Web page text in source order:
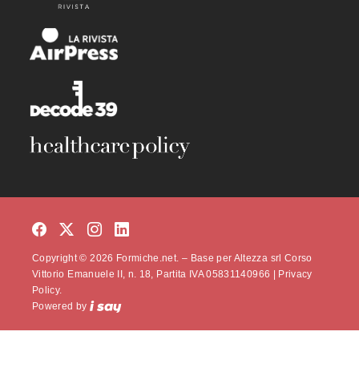
Copyright © 2026 Formiche.net. – Base per Altezza srl Corso
Vittorio Emanuele II, n. 18, Partita IVA 05831140966 |
Privacy
Policy.
Powered by